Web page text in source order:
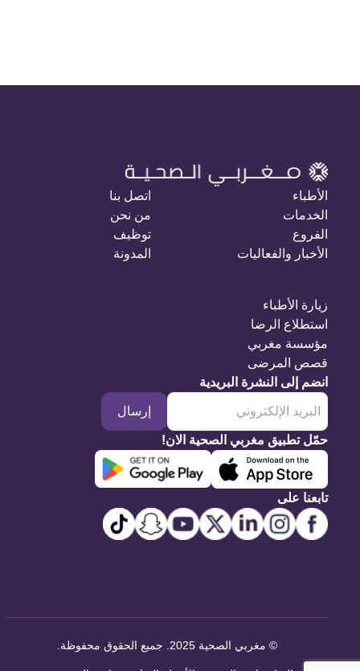
الأطباء
الخدمات
الفروع
الأخبار والفعاليات
اتصل بنا
من نحن
توظيف
المدونة
زيارة الأطباء
استطلاع الرضا
مؤسسة مغربي
قصص المرضى
انضم إلى النشرة البريدية
إرسال
حمّل تطبيق مغربي الصحية الان!
تابعنا على
© مغربي الصحية 2025. جميع الحقوق محفوظة